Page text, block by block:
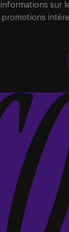
informations sur
promotions